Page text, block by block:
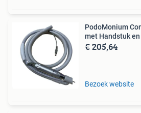
PodoMonium
met Handstuk
€ 205,64
Bezoek website